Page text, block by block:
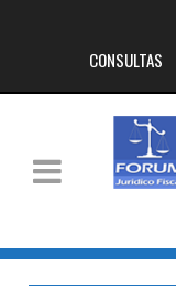
CONSULTAS